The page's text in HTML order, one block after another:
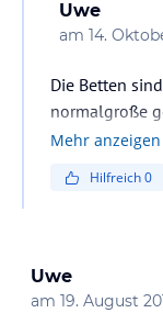
Uwe
am 14.
Die Betten
normalgroße
Asiaten
Mehr anzeigen
Hilfreich0
Uwe
am 19. August